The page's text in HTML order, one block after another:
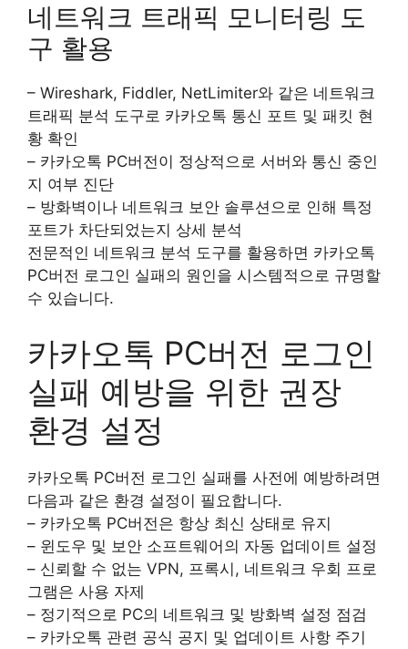
네트워크 트래픽 모니터링 도
구 활용
– Wireshark, Fiddler, NetLimiter와 같은 네트워크
트래픽 분석 도구로 카카오톡 통신 포트 및 패킷 현
황 확인
– 카카오톡 PC버전이 정상적으로 서버와 통신 중인
지 여부 진단
– 방화벽이나 네트워크 보안 솔루션으로 인해 특정
포트가 차단되었는지 상세 분석
전문적인 네트워크 분석 도구를 활용하면 카카오톡
PC버전 로그인 실패의 원인을 시스템적으로 규명할
수 있습니다.
카카오톡 PC버전 로그인
실패 예방을 위한 권장
환경 설정
카카오톡 PC버전 로그인 실패를 사전에 예방하려면
다음과 같은 환경 설정이 필요합니다.
– 카카오톡 PC버전은 항상 최신 상태로 유지
– 윈도우 및 보안 소프트웨어의 자동 업데이트 설정
– 신뢰할 수 없는 VPN, 프록시, 네트워크 우회 프로
그램은 사용 자제
– 정기적으로 PC의 네트워크 및 방화벽 설정 점검
– 카카오톡 관련 공식 공지 및 업데이트 사항 주기